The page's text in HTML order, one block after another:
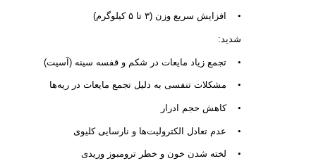
• افزایش سریع وزن (۳ تا ۵ کیلوگرم)
شدید:
• تجمع زیاد مایعات در شکم و قفسه سینه (آسیت)
• مشکلات تنفسی به دلیل تجمع مایعات در ریه‌ها
• کاهش حجم ادرار
• عدم تعادل الکترولیت‌ها و نارسایی کلیوی
• لخته شدن خون و خطر ترومبوز وریدی